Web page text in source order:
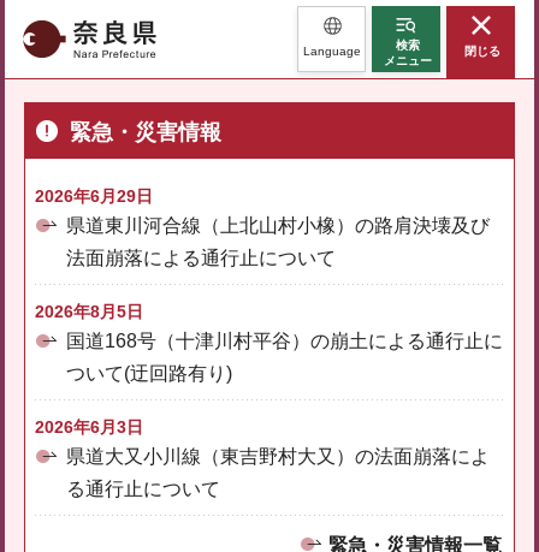
奈良県 Language
検索
メニュー
閉じる
緊急・災害情報
2026年6月29日
県道東川河合線（上北山村小橡）の路肩決壊及び
法面崩落による通行止について
2026年8月5日
国道168号（十津川村平谷）の崩土による通行止に
ついて(迂回路有り)
2026年6月3日
県道大又小川線（東吉野村大又）の法面崩落によ
る通行止について
緊急・災害情報一覧